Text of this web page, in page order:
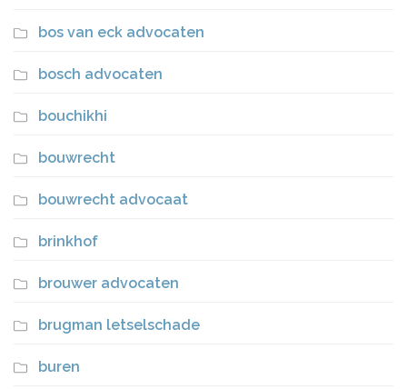
bos van eck advocaten
bosch advocaten
bouchikhi
bouwrecht
bouwrecht advocaat
brinkhof
brouwer advocaten
brugman letselschade
buren